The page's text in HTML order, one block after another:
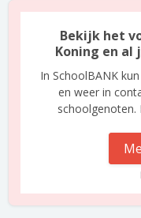
Bekijk het
Koning en al
In SchoolBANK
en weer in
schoolgenoten.